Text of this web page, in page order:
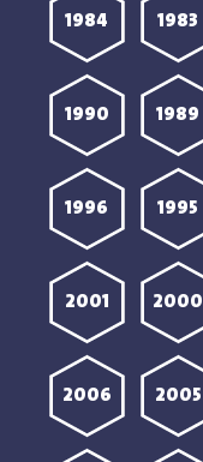
1983
1984
1989
1990
1995
1996
2000
2001
2005
2006